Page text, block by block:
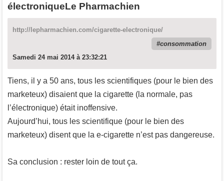
électroniqueLe Pharmachien
http://lepharmachien.com/cigarette-electronique/
consommation
Samedi 24 mai 2014 à 23:32:21
Tiens, il y a 50 ans, tous les scientifiques (pour le bien des
marketeux) disaient que la cigarette (la normale, pas
l’électronique) était inoffensive.
Aujourd’hui, tous les scientifique (pour le bien des
marketeux) disent que la e-cigarette n’est pas dangereuse.
Sa conclusion : rester loin de tout ça.